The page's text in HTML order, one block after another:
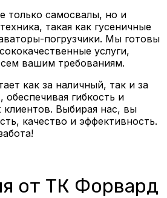
только самосвалы, но и
такая как гусеничные
погрузчики. Мы готовы
услуги,
вашим требованиям.
как за наличный, так и за
обеспечивая гибкость и
Выбирая нас, вы
качество и эффективность.
от ТК Форвард